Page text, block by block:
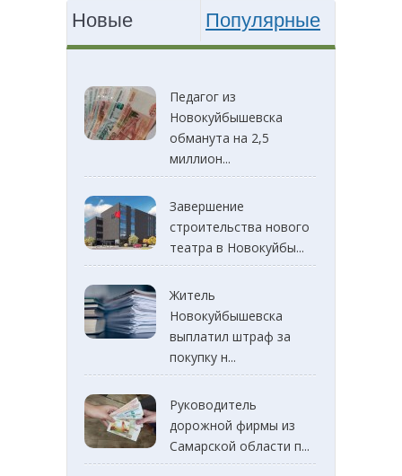
Новые Популярные
Педагог из
Новокуйбышевска
обманута на 2,5
миллион...
Завершение
строительства нового
театра в Новокуйбы...
Житель
Новокуйбышевска
выплатил штраф за
покупку н...
Руководитель
дорожной фирмы из
Самарской области п...